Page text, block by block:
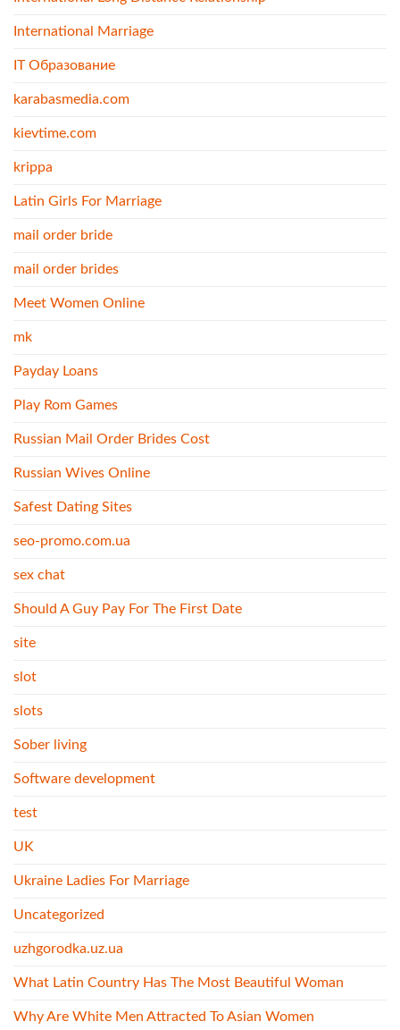
International Marriage
IT Образование
karabasmedia.com
kievtime.com
krippa
Latin Girls For Marriage
mail order bride
mail order brides
Meet Women Online
mk
Payday Loans
Play Rom Games
Russian Mail Order Brides Cost
Russian Wives Online
Safest Dating Sites
seo-promo.com.ua
sex chat
Should A Guy Pay For The First Date
site
slot
slots
Sober living
Software development
test
UK
Ukraine Ladies For Marriage
Uncategorized
uzhgorodka.uz.ua
What Latin Country Has The Most Beautiful Woman
Why Are White Men Attracted To Asian Women